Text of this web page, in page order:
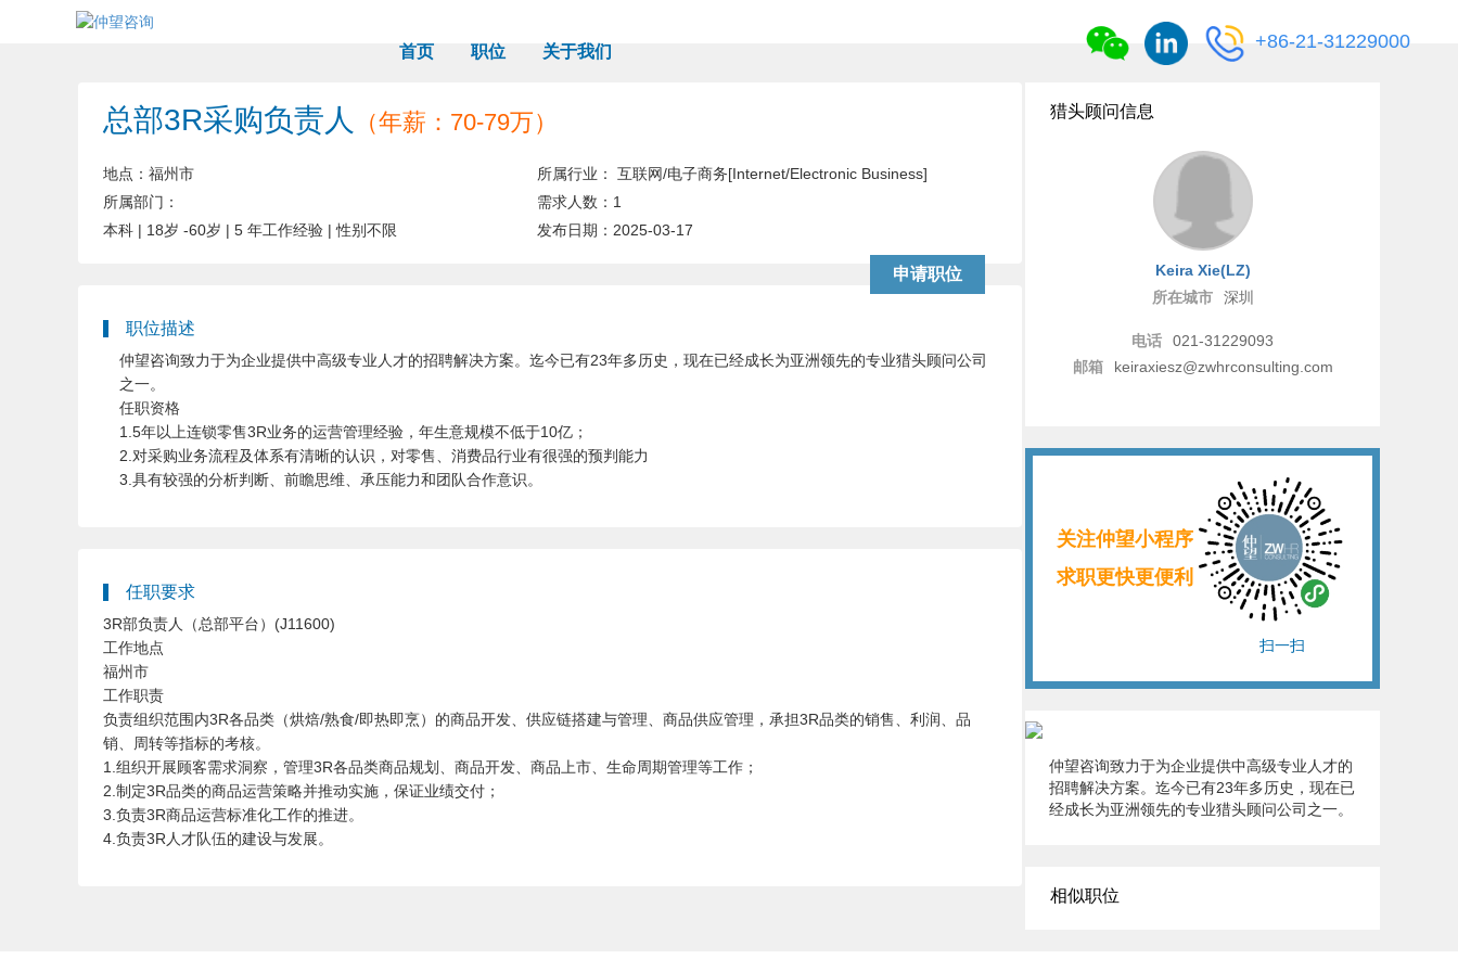
+86-21-31229000
首页 职位 关于我们
总部3R采购负责人 （年薪：70-79万）
地点：福州市 所属行业：
互联网/电子商务[Internet/Electronic Business]
所属部门：
需求人数： 1
本科 | 18岁 -60岁 | 5 年工作经验 | 性别不限 发布日期： 2025-03-17
职位描述
仲望咨询致力于为企业提供中高级专业人才的招聘解决方案。迄今已有23年多历史，现在已经成长为亚洲领先的专业猎头顾问公司
之一。
任职资格
1.5年以上连锁零售3R业务的运营管理经验，年生意规模不低于10亿；
2.对采购业务流程及体系有清晰的认识，对零售、消费品行业有很强的预判能力
3.具有较强的分析判断、前瞻思维、承压能力和团队合作意识。
任职要求
3R部负责人（总部平台）(J11600)
工作地点
福州市
工作职责
负责组织范围内3R各品类（烘焙/熟食/即热即烹）的商品开发、供应链搭建与管理、商品供应管理，承担3R品类的销售、利润、品
销、周转等指标的考核。
1.组织开展顾客需求洞察，管理3R各品类商品规划、商品开发、商品上市、生命周期管理等工作；
2.制定3R品类的商品运营策略并推动实施，保证业绩交付；
3.负责3R商品运营标准化工作的推进。
4.负责3R人才队伍的建设与发展。
猎头顾问信息
Keira Xie(LZ)
所在城市
深圳
电话
021-31229093
邮箱
keiraxiesz@zwhrconsulting.com
关注仲望小程序
求职更快更便利
扫一扫
仲望咨询致力于为企业提供中高级专业人才的
招聘解决方案。迄今已有23年多历史，现在已
经成长为亚洲领先的专业猎头顾问公司之一。
相似职位